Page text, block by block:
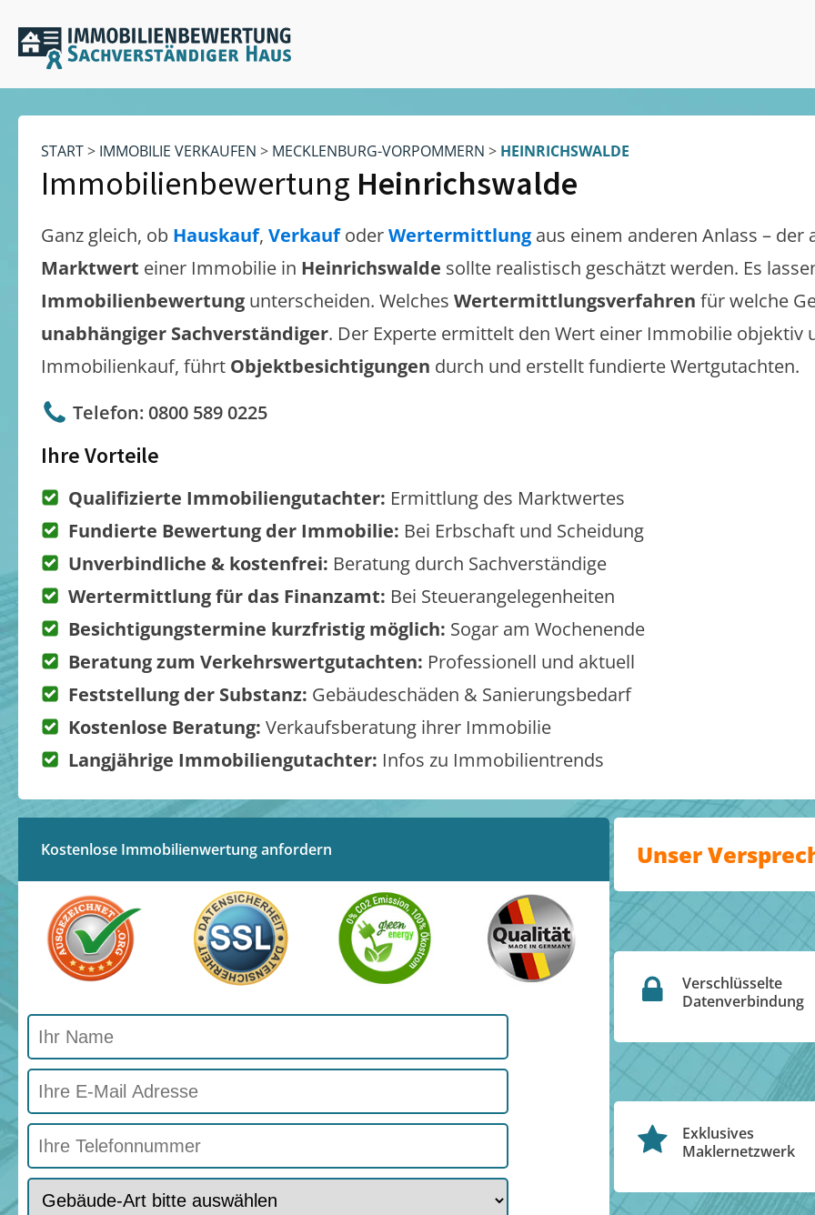
START> IMMOBILIE VERKAUFEN > MECKLENBURG-VORPOMMERN > HEINRICHSWALDE
Immobilienbewertung Heinrichswalde
Ganz gleich, ob Hauskauf, VerkaufoderWertermittlung aus einem anderen Anlass – der
Marktwert einer Immobilie in Heinrichswalde sollte realistisch geschätzt werden. Es
Immobilienbewertung unterscheiden. Welches Wertermittlungsverfahren für welche
unabhängiger Sachverständiger. Der Experte ermittelt den Wert einer Immobilie objektiv
Immobilienkauf, führt Objektbesichtigungen durch und erstellt fundierte Wertgutachten.
Telefon: 0800 589 0225
Ihre Vorteile
Qualifizierte Immobiliengutachter: Ermittlung des Marktwertes
Fundierte Bewertung der Immobilie: Bei Erbschaft und Scheidung
Unverbindliche & kostenfrei: Beratung durch Sachverständige
Wertermittlung für das Finanzamt: Bei Steuerangelegenheiten
Besichtigungstermine kurzfristig möglich: Sogar am Wochenende
Beratung zum Verkehrswertgutachten: Professionell und aktuell
Feststellung der Substanz: Gebäudeschäden & Sanierungsbedarf
Kostenlose Beratung: Verkaufsberatung ihrer Immobilie
Langjährige Immobiliengutachter: Infos zu Immobilientrends
Kostenlose Immobilienwertung anfordern Unser
Verschlüsselte
Datenverbindung
Exklusives
Maklernetzwerk